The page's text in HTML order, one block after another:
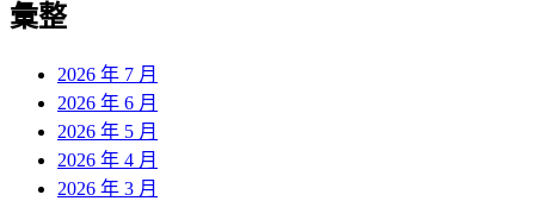
彙整
2026 年 7 月
2026 年 6 月
2026 年 5 月
2026 年 4 月
2026 年 3 月